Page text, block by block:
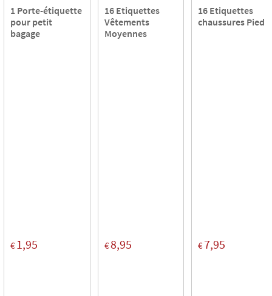
1 Porte-étiquette
pour petit
bagage
€1,95
16 Etiquettes
Vêtements
Moyennes
€8,95
16 Etiquettes
chaussures Pied
€7,95